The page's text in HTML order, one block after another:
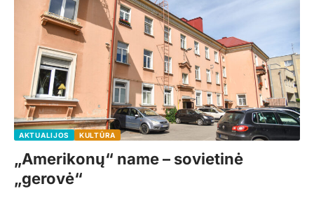
AKTUALIJOS KULTŪRA
„Amerikonų“ name – sovietinė
„gerovė“